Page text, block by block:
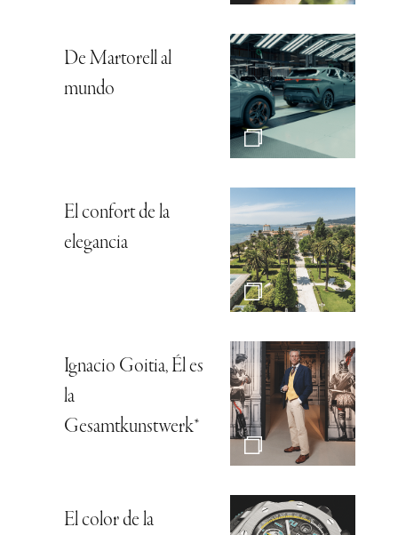
De Martorell al
mundo
El confort de la
elegancia
Ignacio Goitia, Él es
la
Gesamtkunstwerk*
El color de la